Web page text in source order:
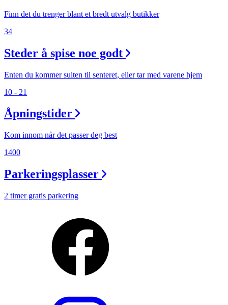
Gavekort
Finn det du trenger blant et bredt utvalg butikker
34
Steder å spise noe godt
Enten du kommer sulten til senteret, eller tar med varene hjem
10 - 21
Åpningstider
Kom innom når det passer deg best
1400
Parkeringsplasser
2 timer gratis parkering